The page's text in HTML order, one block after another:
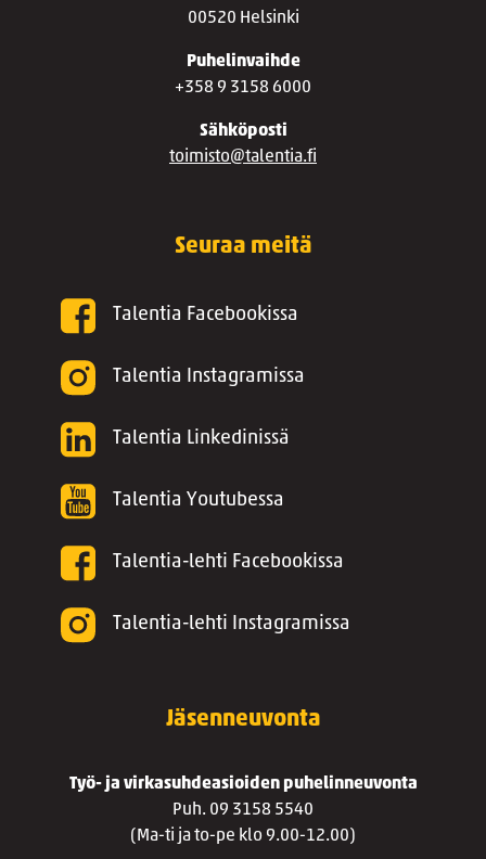
00520 Helsinki
Puhelinvaihde
+358 9 3158 6000
Sähköposti
toimisto@talentia.fi
Seuraa meitä
Talentia Facebookissa
Talentia Instagramissa
Talentia Linkedinissä
Talentia Youtubessa
Talentia-lehti Facebookissa
Talentia-lehti Instagramissa
Jäsenneuvonta
Työ- ja virkasuhdeasioiden puhelinneuvonta
Puh. 09 3158 5540
(Ma-ti ja to-pe klo 9.00-12.00)